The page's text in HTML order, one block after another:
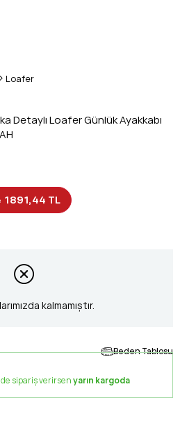
Loafer
Detaylı Loafer Günlük Ayakkabı
1891,44 TL
kalmamıştır.
Beden Tablosu
sipariş verirsenyarın kargoda